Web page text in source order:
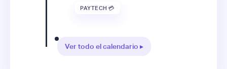
PAYTECH 💳
Ver todo el calendario ▸